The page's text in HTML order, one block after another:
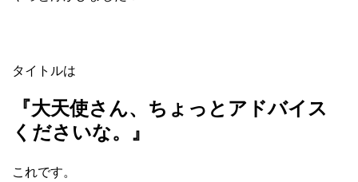
タイトルは
『大天使さん、ちょっとアドバイス
くださいな。』
これです。